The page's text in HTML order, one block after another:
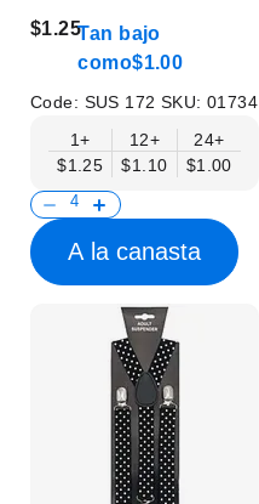
$1.25Tan bajo
como$1.00
Code: SUS 172 SKU:01734
1+
$1.25
12+
$1.10
24+
$1.00
A la canasta